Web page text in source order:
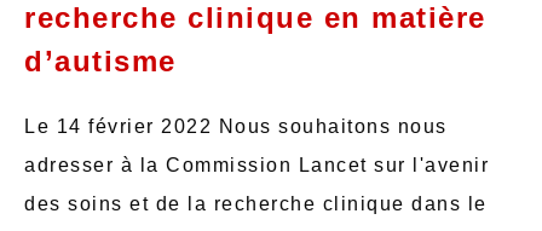
recherche clinique en matière
d’autisme
Le 14 février 2022 Nous souhaitons nous
adresser à la Commission Lancet sur l'avenir
des soins et de la recherche clinique dans le